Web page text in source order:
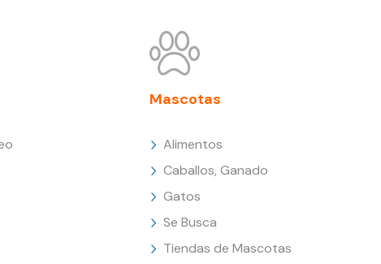
Mascotas
Alimentos
Caballos, Ganado
Gatos
Se Busca
Tiendas de Mascotas